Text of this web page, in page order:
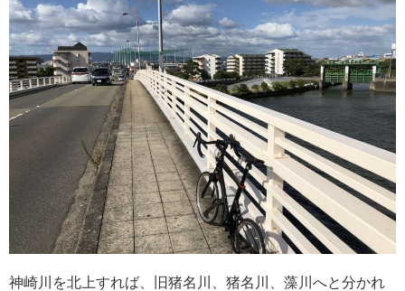
神崎川を北上すれば、旧猪名川、猪名川、藻川へと分かれ